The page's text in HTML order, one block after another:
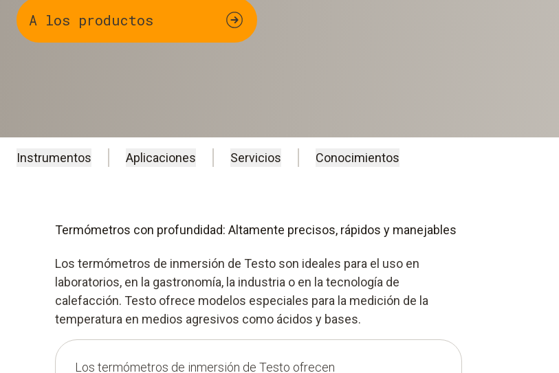
A los productos
Instrumentos Aplicaciones Servicios Conocimientos
Termómetros con profundidad: Altamente precisos, rápidos y manejables
Los termómetros de inmersión de Testo son ideales para el uso en
laboratorios, en la gastronomía, la industria o en la tecnología de
calefacción. Testo ofrece modelos especiales para la medición de la
temperatura en medios agresivos como ácidos y bases.
Los termómetros de inmersión de Testo ofrecen